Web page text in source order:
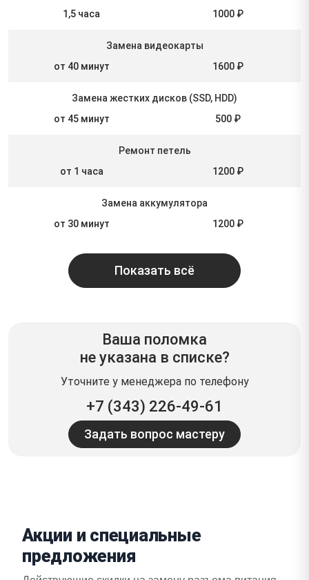
1,5 часа
1000 ₽
Замена видеокарты
от 40 минут
1600 ₽
Замена жестких дисков (SSD, HDD)
от 45 минут
500 ₽
Ремонт петель
от 1 часа
1200 ₽
Замена аккумулятора
от 30 минут
1200 ₽
Показать всё
Ваша поломка
не указана в списке?
Уточните у менеджера по телефону
+7 (343) 226-49-61
Задать вопрос мастеру
Акции и специальные
предложения